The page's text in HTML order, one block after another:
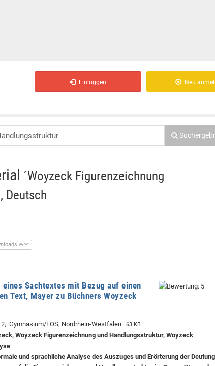
Einloggen Neu
´Woyzeck Figurenzeichnung
Deutsch
eines Sachtextes mit Bezug auf einen
Text, Mayer zu Büchners Woyzeck
Gymnasium/FOS, Nordrhein-Westfalen 63 KB
Woyzeck Figurenzeichnung und Handlungsstruktur, Woyzeck
und sprachliche Analyse des Auszuges und Erörterung der Deutung